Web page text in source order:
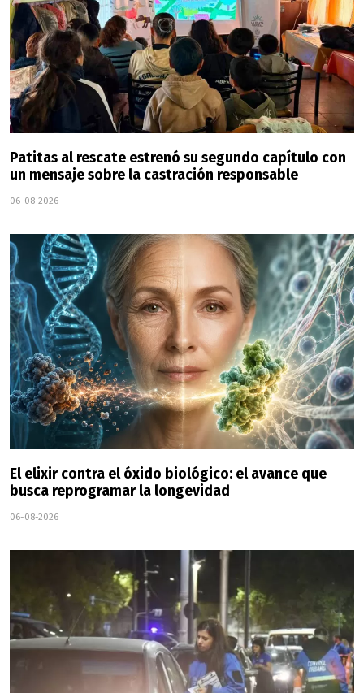
Patitas al rescate estrenó su segundo capítulo con
un mensaje sobre la castración responsable
06-08-2026
El elixir contra el óxido biológico: el avance que
busca reprogramar la longevidad
06-08-2026